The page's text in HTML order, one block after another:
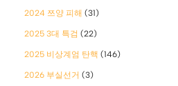
2024 쯔양 피해 (31)
2025 3대 특검 (22)
2025 비상계엄 탄핵 (146)
2026 부실선거 (3)